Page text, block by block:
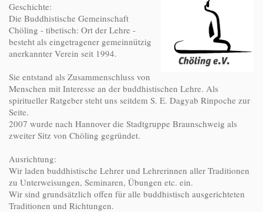
Geschichte:
Die Buddhistische Gemeinschaft
Chöling - tibetisch: Ort der Lehre -
besteht als eingetragener gemeinnützig
anerkannter Verein seit 1994.
Sie entstand als Zusammenschluss von
Menschen mit Interesse an der buddhistischen Lehre. Als
spiritueller Ratgeber steht uns seitdem S. E. Dagyab Rinpoche zur
Seite.
2007 wurde nach Hannover die Stadtgruppe Braunschweig als
zweiter Sitz von Chöling gegründet.
Ausrichtung:
Wir laden buddhistische Lehrer und Lehrerinnen aller Traditionen
zu Unterweisungen, Seminaren, Übungen etc. ein.
Wir sind grundsätzlich offen für alle buddhistisch ausgerichteten
Traditionen und Richtungen.